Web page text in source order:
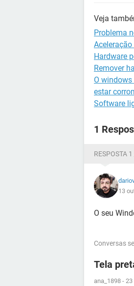
Veja
Problema
Hardware
Remover
O
estar
Software
1
RESPOSTA 1
13
O seu
Conversas
Tela
ana_1898 - 23